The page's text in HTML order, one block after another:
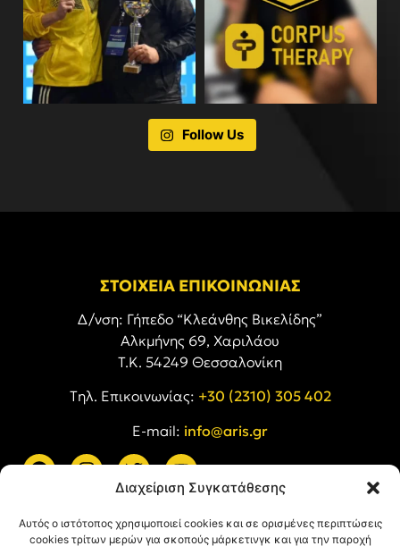
Διαχείριση Συγκατάθεσης
Αυτός ο ιστότοπος χρησιμοποιεί cookies και σε ορισμένες περιπτώσεις
cookies τρίτων μερών για σκοπούς μάρκετινγκ και για την παροχή
Follow Us
ΣΤΟΙΧΕΙΑ ΕΠΙΚΟΙΝΩΝΙΑΣ
Δ/νση: Γήπεδο “Κλεάνθης Βικελίδης”
Αλκμήνης 69, Χαριλάου
Τ.Κ. 54249 Θεσσαλονίκη
Tηλ. Επικοινωνίας: +30 (2310) 305 402
E-mail: info@aris.gr